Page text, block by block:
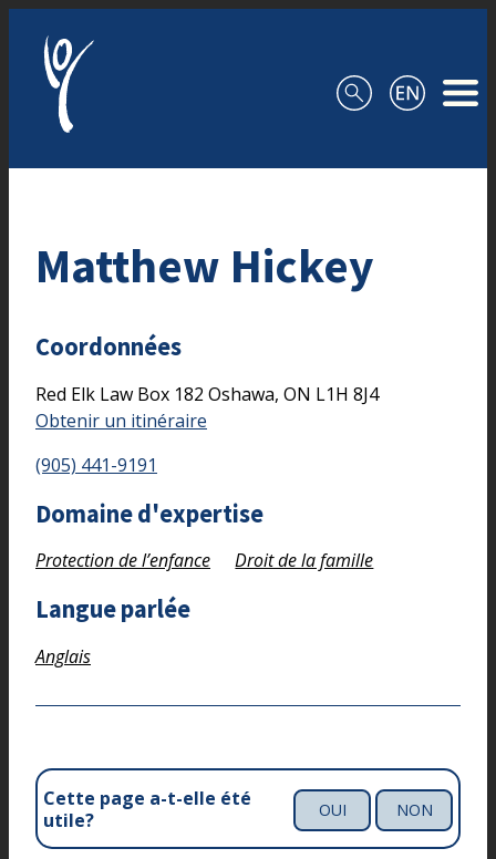
Matthew Hickey
Coordonnées
Red Elk Law Box 182 Oshawa, ON L1H 8J4
Obtenir un itinéraire
(905) 441-9191
Domaine d'expertise
Protection de l’enfance Droit de la famille
Langue parlée
Anglais
Cette page a-t-elle été
utile?
OUI NON